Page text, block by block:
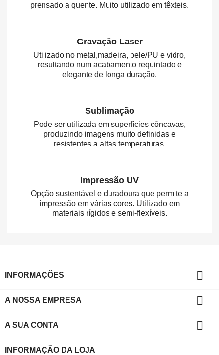
prensado a quente. Muito utilizado em têxteis.
Gravação Laser
Utilizado no metal,madeira, pele/PU e vidro,
resultando num acabamento requintado e
elegante de longa duração.
Sublimação
Pode ser utilizada em superfícies côncavas,
produzindo imagens muito definidas e
resistentes a altas temperaturas.
Impressão UV
Opção sustentável e duradoura que permite a
impressão em várias cores. Utilizado em
materiais rígidos e semi-flexíveis.
INFORMAÇÕES 
A NOSSA EMPRESA 
A SUA CONTA 
INFORMAÇÃO DA LOJA